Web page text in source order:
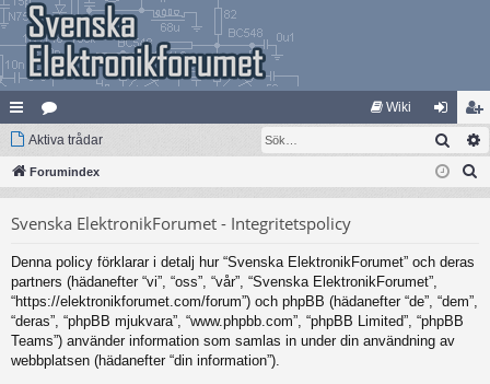
na
bb
ar
at
eg
Wiki
og
ga
li
m
m
Aktiva trådar Sök
Forumindex
Svenska ElektronikForumet - Integritetspolicy
Denna policy förklarar i detalj hur “Svenska ElektronikForumet” och deras
partners (hädanefter “vi”, “oss”, “vår”, “Svenska ElektronikForumet”,
“https://elektronikforumet.com/forum”) och phpBB (hädanefter “de”, “dem”,
“deras”, “phpBB mjukvara”, “www.phpbb.com”, “phpBB Limited”, “phpBB
Teams”) använder information som samlas in under din användning av
webbplatsen (hädanefter “din information”).